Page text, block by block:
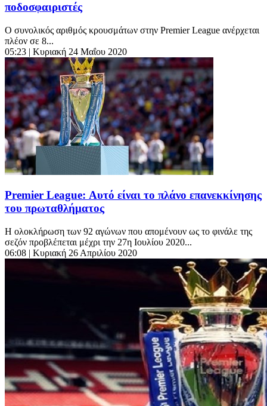
ποδοσφαιριστές
Ο συνολικός αριθμός κρουσμάτων στην Premier League ανέρχεται
πλέον σε 8...
05:23 | Κυριακή 24 Μαΐου 2020
Premier League: Αυτό είναι το πλάνο επανεκκίνησης
του πρωταθλήματος
Η ολοκλήρωση των 92 αγώνων που απομένουν ως το φινάλε της
σεζόν προβλέπεται μέχρι την 27η Ιουλίου 2020...
06:08 | Κυριακή 26 Απριλίου 2020